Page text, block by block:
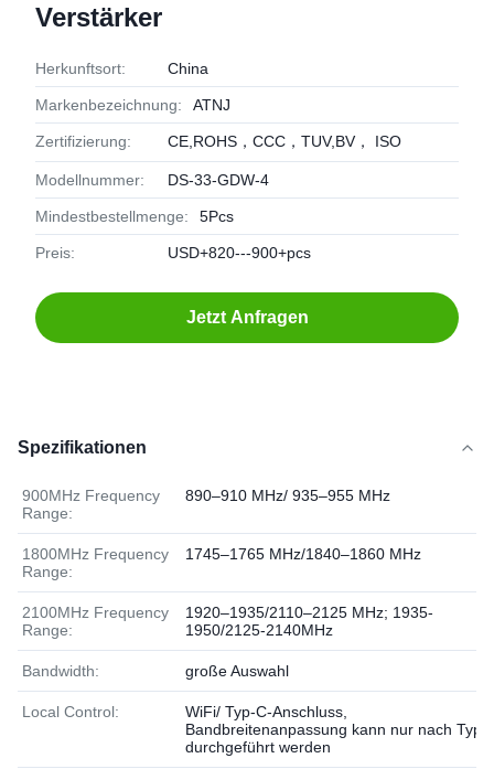
Verstärker
Herkunftsort: China
Markenbezeichnung: ATNJ
Zertifizierung: CE,ROHS，CCC，TUV,BV， ISO
Modellnummer: DS-33-GDW-4
Mindestbestellmenge: 5Pcs
Preis: USD+820---900+pcs
Jetzt Anfragen
Spezifikationen
900MHz Frequency
Range:
890–910 MHz/ 935–955 MHz
1800MHz Frequency
Range:
1745–1765 MHz/1840–1860 MHz
2100MHz Frequency
Range:
1920–1935/2110–2125 MHz; 1935-
1950/2125-2140MHz
Bandwidth: große Auswahl
Local Control:
WiFi/ Typ-C-Anschluss,
Bandbreitenanpassung kann nur nach Typ-
durchgeführt werden